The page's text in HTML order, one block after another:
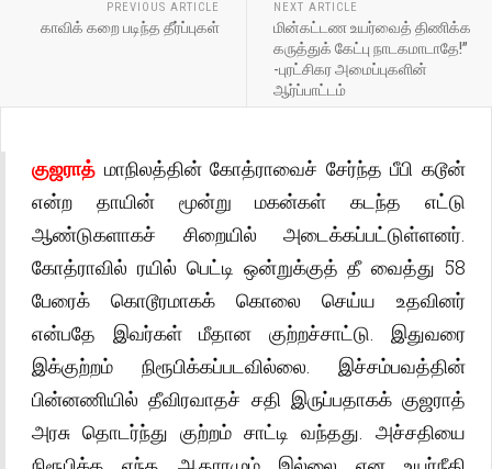
PREVIOUS ARTICLE
காவிக் கறை படிந்த தீர்ப்புகள்
NEXT ARTICLE
மின்கட்டண உயர்வைத் திணிக்க
கருத்துக் கேட்பு நாடகமாடாதே!”
-புரட்சிகர அமைப்புகளின்
ஆர்ப்பாட்டம்
குஜராத் மாநிலத்தின் கோத்ராவைச் சேர்ந்த பீபி கடூன்
என்ற தாயின் மூன்று மகன்கள் கடந்த எட்டு
ஆண்டுகளாகச் சிறையில் அடைக்கப்பட்டுள்ளனர்.
கோத்ராவில் ரயில் பெட்டி ஒன்றுக்குத் தீ வைத்து 58
பேரைக் கொடூரமாகக் கொலை செய்ய உதவினர்
என்பதே இவர்கள் மீதான குற்றச்சாட்டு. இதுவரை
இக்குற்றம் நிரூபிக்கப்படவில்லை. இச்சம்பவத்தின்
பின்னணியில் தீவிரவாதச் சதி இருப்பதாகக் குஜராத்
அரசு தொடர்ந்து குற்றம் சாட்டி வந்தது. அச்சதியை